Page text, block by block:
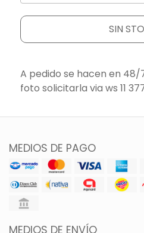
SIN
A pedido se hacen en 48/
foto solicitarla via ws 11
MEDIOS DE PAGO
MEDIOS DE ENVÍO